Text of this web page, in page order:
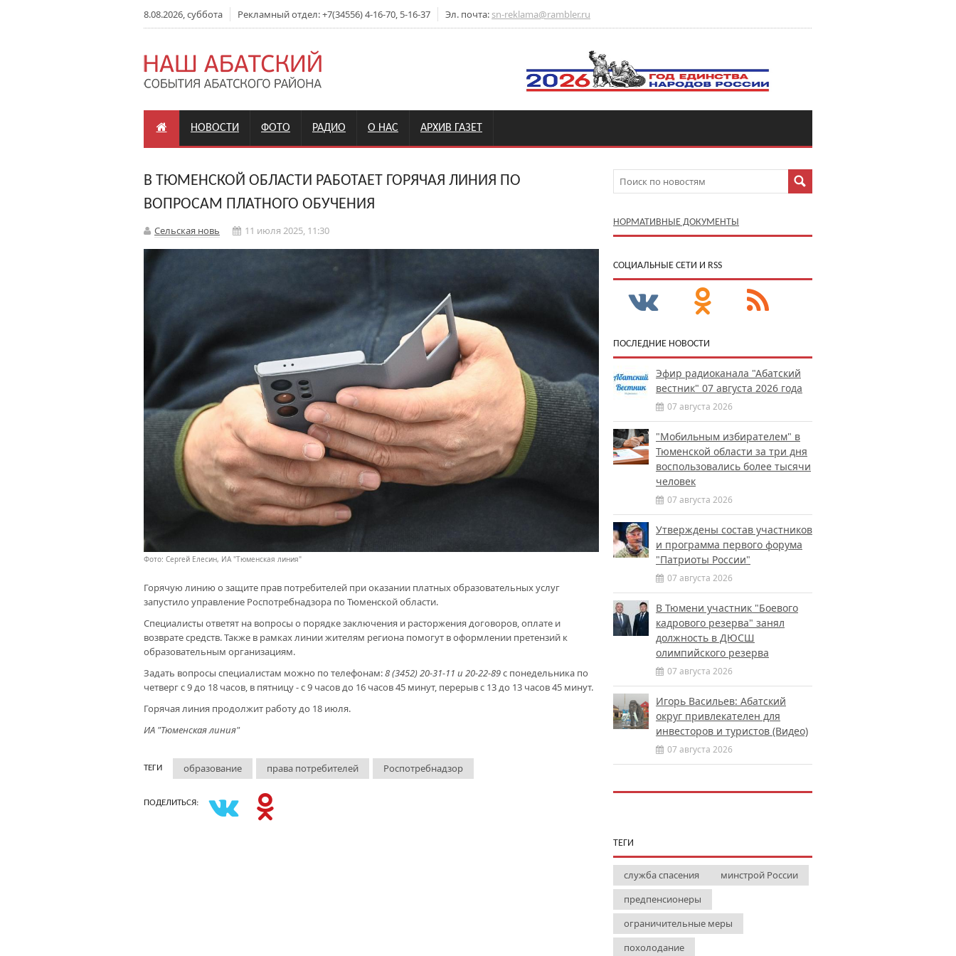
8.08.2026, суббота Рекламный отдел: +7(34556) 4-16-70, 5-16-37 Эл. почта: sn-reklama@rambler.ru
НОВОСТИ ФОТО РАДИО О НАС АРХИВ ГАЗЕТ
В ТЮМЕНСКОЙ ОБЛАСТИ РАБОТАЕТ ГОРЯЧАЯ ЛИНИЯ ПО
ВОПРОСАМ ПЛАТНОГО ОБУЧЕНИЯ
Сельская новь 11 июля 2025, 11:30
Фото: Сергей Елесин, ИА "Тюменская линия"
Горячую линию о защите прав потребителей при оказании платных образовательных услуг
запустило управление Роспотребнадзора по Тюменской области.
Специалисты ответят на вопросы о порядке заключения и расторжения договоров, оплате и
возврате средств. Также в рамках линии жителям региона помогут в оформлении претензий к
образовательным организациям.
Задать вопросы специалистам можно по телефонам:8 (3452) 20-31-11 и 20-22-89с понедельника по
четверг с 9 до 18 часов, в пятницу - с 9 часов до 16 часов 45 минут, перерыв с 13 до 13 часов 45 минут.
Горячая линия продолжит работу до 18 июля.
ИА "Тюменская линия"
ТЕГИ образование права потребителей Роспотребнадзор
ПОДЕЛИТЬСЯ:
НОРМАТИВНЫЕ ДОКУМЕНТЫ
CОЦИАЛЬНЫЕ СЕТИ И RSS
ПОСЛЕДНИЕ НОВОСТИ
Эфир радиоканала "Абатский
вестник" 07 августа 2026 года
07 августа 2026
"Мобильным избирателем" в
Тюменской области за три дня
воспользовались более тысячи
человек
07 августа 2026
Утверждены состав участников
и программа первого форума
"Патриоты России"
07 августа 2026
В Тюмени участник "Боевого
кадрового резерва" занял
должность в ДЮСШ
олимпийского резерва
07 августа 2026
Игорь Васильев: Абатский
округ привлекателен для
инвесторов и туристов (Видео)
07 августа 2026
ТЕГИ
служба спасения
минстрой России
предпенсионеры
ограничительные меры
похолодание